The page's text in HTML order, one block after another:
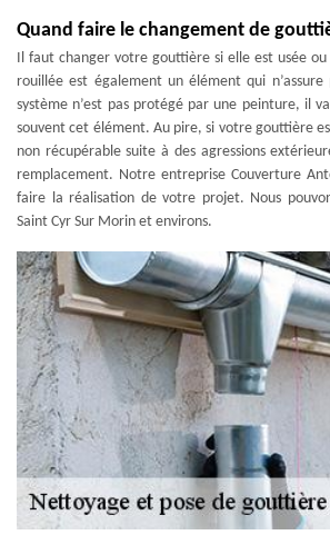
Quand faire le changement de
Il faut changer votre gouttière si elle est usée
rouillée est également un élément qui n’assure
système n’est pas protégé par une peinture, il
souvent cet élément. Au pire, si votre gouttière
non récupérable suite à des agressions
remplacement. Notre entreprise Couverture
faire la réalisation de votre projet. Nous
Saint Cyr Sur Morin et environs.